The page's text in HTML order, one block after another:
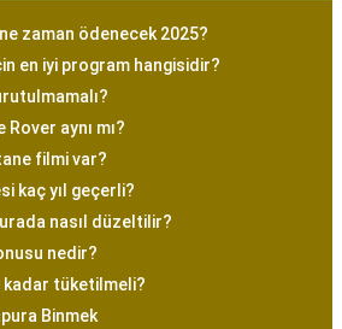
zaman ödenecek 2025?
en iyi program hangisidir?
Rover aynı mı?
filmi var?
kaç yıl geçerli?
nasıl düzeltilir?
nedir?
kadar tüketilmeli?
Binmek